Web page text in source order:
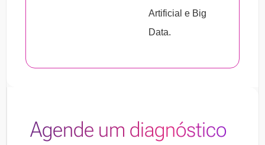
Artificial e Big
Data.
Agende um diagnóstico